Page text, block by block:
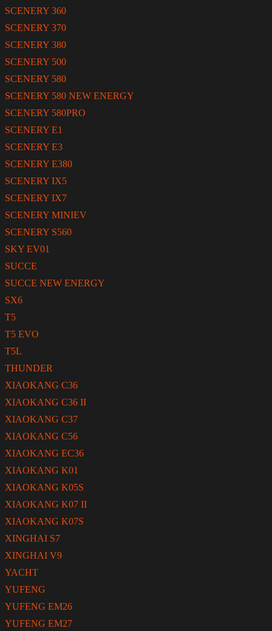
SCENERY 360
SCENERY 370
SCENERY 380
SCENERY 500
SCENERY 580
SCENERY 580 NEW ENERGY
SCENERY 580PRO
SCENERY E1
SCENERY E3
SCENERY E380
SCENERY IX5
SCENERY IX7
SCENERY MINIEV
SCENERY S560
SKY EV01
SUCCE
SUCCE NEW ENERGY
SX6
T5
T5 EVO
T5L
THUNDER
XIAOKANG C36
XIAOKANG C36 II
XIAOKANG C37
XIAOKANG C56
XIAOKANG EC36
XIAOKANG K01
XIAOKANG K05S
XIAOKANG K07 II
XIAOKANG K07S
XINGHAI S7
XINGHAI V9
YACHT
YUFENG
YUFENG EM26
YUFENG EM27